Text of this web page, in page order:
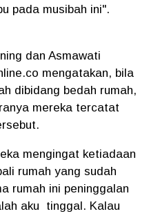
pada musibah ini".
dan Asmawati
mengatakan, bila
dibidang bedah rumah,
mereka tercatat
mengingat ketiadaan
rumah yang sudah
rumah ini peninggalan
aku tinggal. Kalau